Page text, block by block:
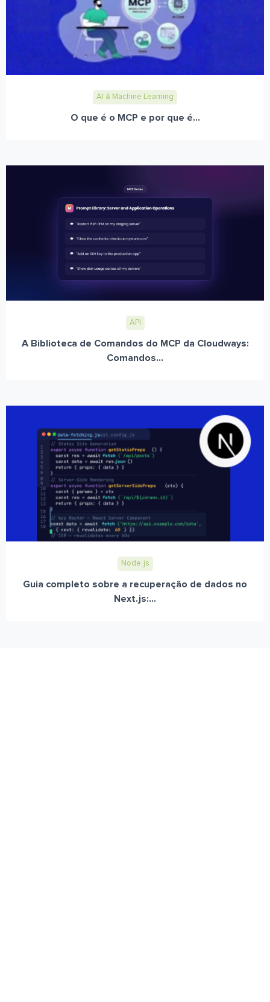
AI & Machine Learning
O que é o MCP e por que é...
API
A Biblioteca de Comandos do MCP da Cloudways:
Comandos...
Node.js
Guia completo sobre a recuperação de dados no
Next.js:...